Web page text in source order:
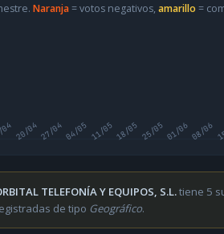
Naranja= votos negativos, amarillo =
20/0427/0404/05 11/0518/05 25/0501/0608/06
TELEFONÍA Y EQUIPOS, S.L.tiene 5
de tipo Geográfico.